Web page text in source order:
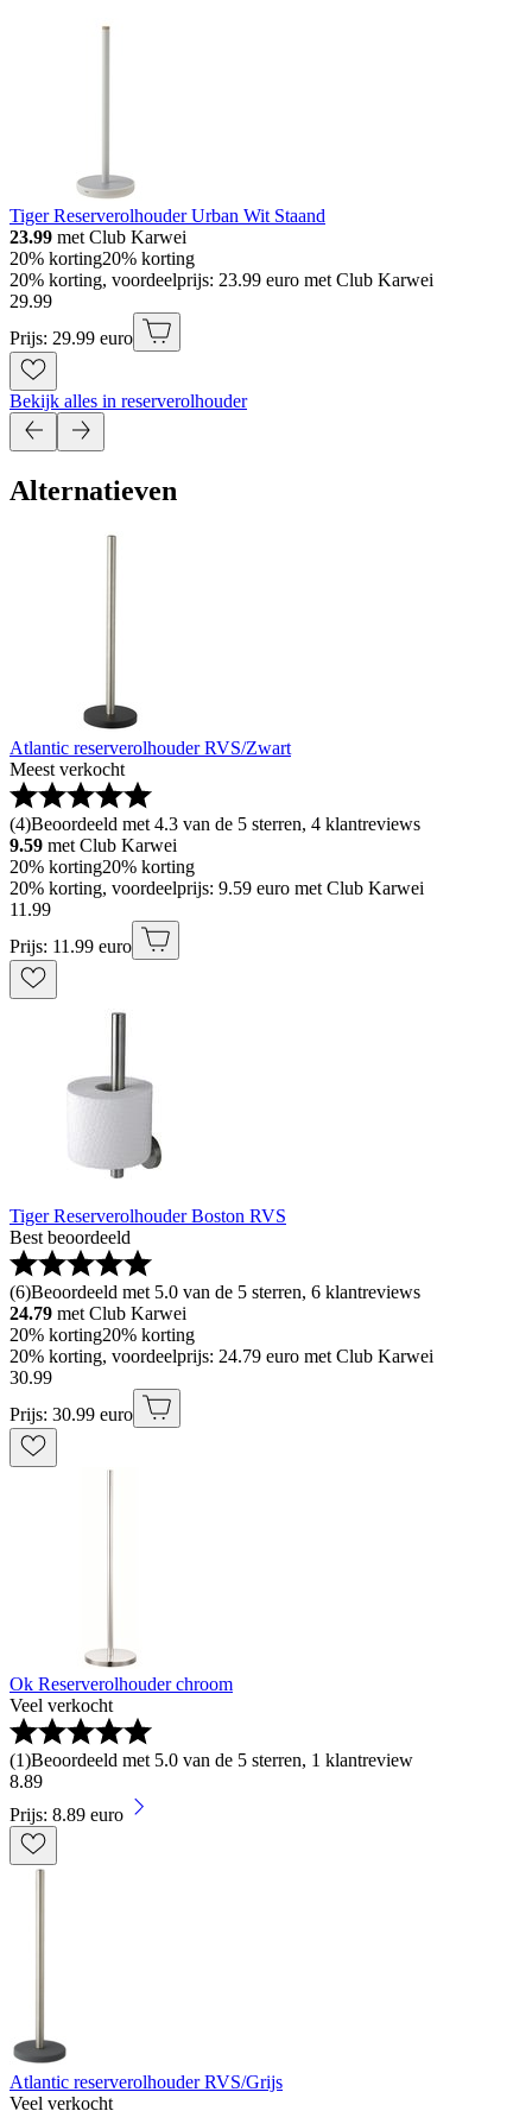
Tiger Reserverolhouder Urban Wit Staand
23.99 met Club Karwei
20% korting20% korting
20% korting, voordeelprijs: 23.99 euro met Club Karwei
29.99
Prijs: 29.99 euro
Bekijk alles in reserverolhouder
Alternatieven
Atlantic reserverolhouder RVS/Zwart
Meest verkocht
(4)Beoordeeld met 4.3 van de 5 sterren, 4 klantreviews
9.59 met Club Karwei
20% korting20% korting
20% korting, voordeelprijs: 9.59 euro met Club Karwei
11 .99
Prijs: 11.99 euro
Tiger Reserverolhouder Boston RVS
Best beoordeeld
(6)Beoordeeld met 5.0 van de 5 sterren, 6 klantreviews
24.79 met Club Karwei
20% korting20% korting
20% korting, voordeelprijs: 24.79 euro met Club Karwei
30.99
Prijs: 30.99 euro
Ok Reserverolhouder chroom
Veel verkocht
(1)Beoordeeld met 5.0 van de 5 sterren, 1 klantreview
8.89
Prijs: 8.89 euro
Atlantic reserverolhouder RVS/Grijs
Veel verkocht